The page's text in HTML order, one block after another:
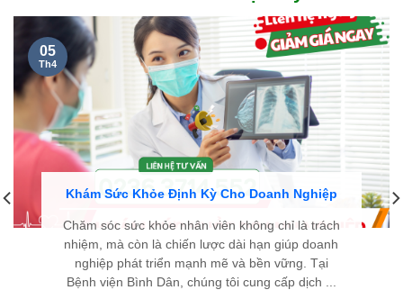
Khám Sức Khỏe Định Kỳ Cho Doanh Nghiệp
Chăm sóc sức khỏe nhân viên không chỉ là trách
nhiệm, mà còn là chiến lược dài hạn giúp doanh
nghiệp phát triển mạnh mẽ và bền vững. Tại
Bệnh viện Bình Dân, chúng tôi cung cấp dịch ...
05
Th4